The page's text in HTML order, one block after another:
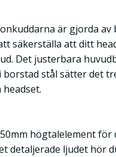
är gjorda av
säkerställa att ditt
Det justerbara
stål sätter det
högtalelement för
detaljerade ljudet hör